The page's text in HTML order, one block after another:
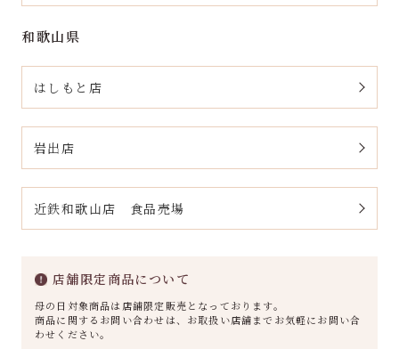
和歌山県
はしもと店
岩出店
近鉄和歌山店 食品売場
店舗限定商品について
母の日対象商品は店舗限定販売となっております。
商品に関するお問い合わせは、お取扱い店舗までお気軽にお問い合
わせください。